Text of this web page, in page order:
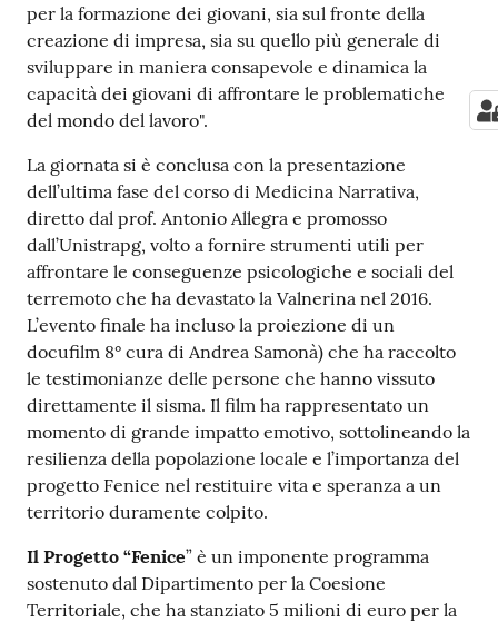
per la formazione dei giovani, sia sul fronte della
creazione di impresa, sia su quello più generale di
sviluppare in maniera consapevole e dinamica la
capacità dei giovani di affrontare le problematiche
del mondo del lavoro".
La giornata si è conclusa con la presentazione
dell’ultima fase del corso di Medicina Narrativa,
diretto dal prof. Antonio Allegra e promosso
dall’Unistrapg, volto a fornire strumenti utili per
affrontare le conseguenze psicologiche e sociali del
terremoto che ha devastato la Valnerina nel 2016.
L’evento finale ha incluso la proiezione di un
docufilm 8° cura di Andrea Samonà) che ha raccolto
le testimonianze delle persone che hanno vissuto
direttamente il sisma. Il film ha rappresentato un
momento di grande impatto emotivo, sottolineando la
resilienza della popolazione locale e l’importanza del
progetto Fenice nel restituire vita e speranza a un
territorio duramente colpito.
Il Progetto “Fenice” è un imponente programma
sostenuto dal Dipartimento per la Coesione
Territoriale, che ha stanziato 5 milioni di euro per la